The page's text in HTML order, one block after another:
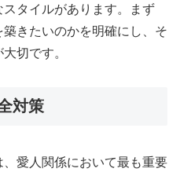
タイルがあります。まず
きたいのかを明確にし、そ
切です。
対策
愛人関係において最も重要